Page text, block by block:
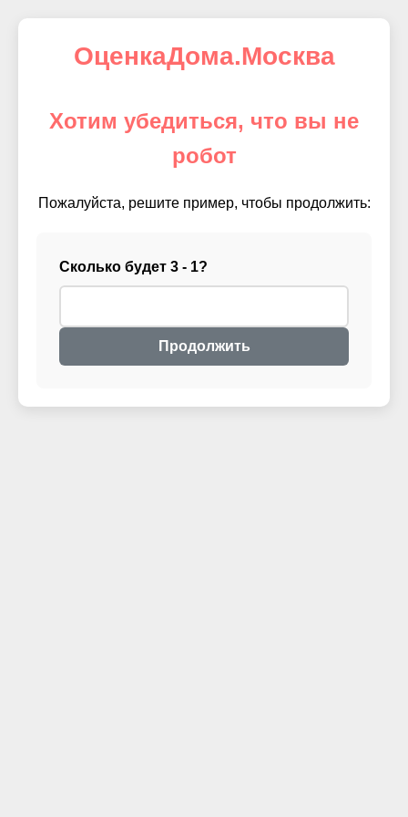
ОценкаДома.Москва
Хотим убедиться, что вы не
робот
Пожалуйста, решите пример, чтобы продолжить:
Сколько будет 3 - 1?
Продолжить